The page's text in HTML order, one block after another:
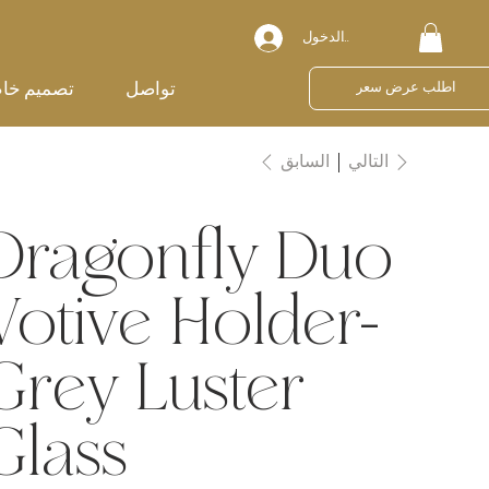
تسجيل الدخول
اطلب عرض سعر تصميم تواصل
السابق التالي
Duo
Holder-
Luster